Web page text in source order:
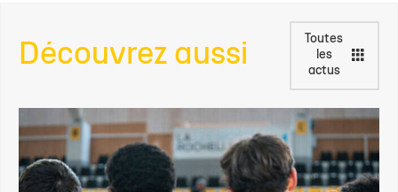
Découvrez aussi
Toutes
les
actus